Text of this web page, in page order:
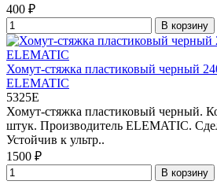
400 ₽
В корзину
Хомут-стяжка пластиковый черный
ELEMATIC
5325E
Хомут-стяжка пластиковый черный.
штук. Производитель ELEMATIC.
Устойчив к ультр..
1500 ₽
В корзину